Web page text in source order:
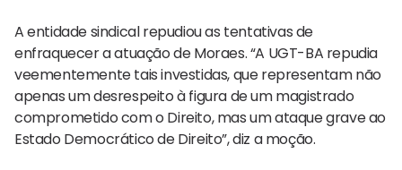
A entidade sindical repudiou as tentativas de
enfraquecer a atuação de Moraes. “A UGT-BA repudia
veementemente tais investidas, que representam não
apenas um desrespeito à figura de um magistrado
comprometido com o Direito, mas um ataque grave ao
Estado Democrático de Direito”, diz a moção.